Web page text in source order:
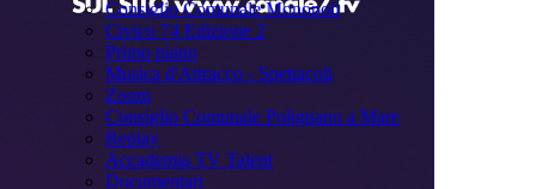
Consiglio Comunale Monopoli
Civico 74 Edizione 2
Primo piano
Musica d'Attracco - Spettacoli
Zoom
Consiglio Comunale Polignano a Mare
Replay
Accademia TV Talent
Documentari